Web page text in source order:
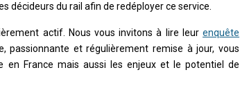
décideurs du rail afin de redéployer ce service.
actif. Nous vous invitons à lire leurenquête
passionnante et régulièrement remise à jour, vous
en France mais aussi les enjeux et le potentiel de